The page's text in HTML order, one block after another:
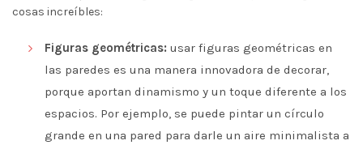
cosas increíbles:
Figuras geométricas: usar figuras geométricas en
las paredes es una manera innovadora de decorar,
porque aportan dinamismo y un toque diferente a los
espacios. Por ejemplo, se puede pintar un círculo
grande en una pared para darle un aire minimalista a